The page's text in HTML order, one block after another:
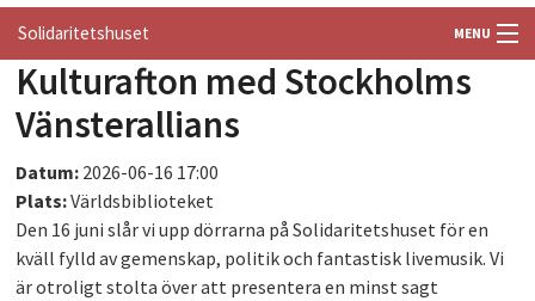
Solidaritetshuset MENU
HEM
FÖRENINGAR
VÄRLDSBIBLIOTEKET
Kulturafton med Stockholms
Vänsterallians
Datum: 2026-06-16 17:00
Plats:Världsbiblioteket
Den 16 juni slår vi upp dörrarna på Solidaritetshuset för en
kväll fylld av gemenskap, politik och fantastisk livemusik. Vi
är otroligt stolta över att presentera en minst sagt